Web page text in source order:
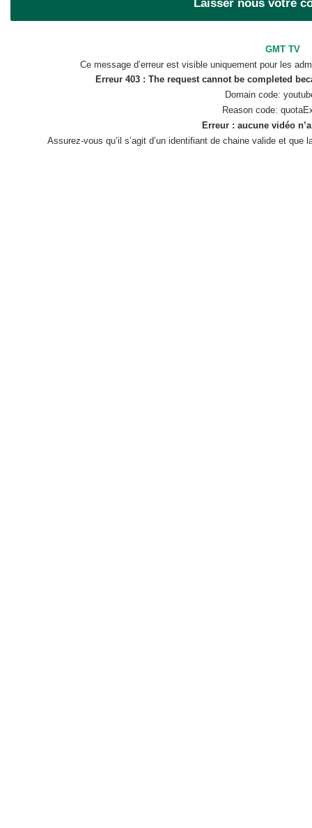
Laisser nous votre
GMT TV
Ce message d’erreur est visible uniquement pour les
Erreur 403 : The request cannot be completed
Domain code:
Reason code:
Erreur : aucune vidéo
Assurez-vous qu’il s’agit d’un identifiant de chaine valide et